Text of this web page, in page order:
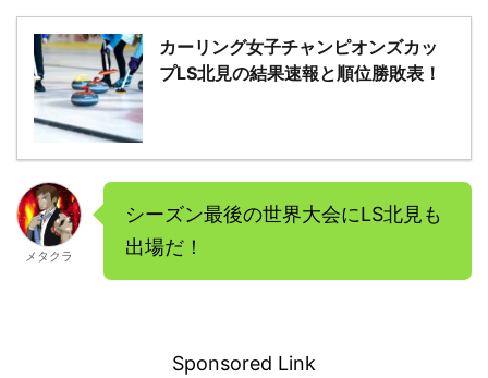
カーリング女子チャンピオンズカッ
プLS北見の結果速報と順位勝敗表！
メタクラ
シーズン最後の世界大会にLS北見も
出場だ！
Sponsored Link